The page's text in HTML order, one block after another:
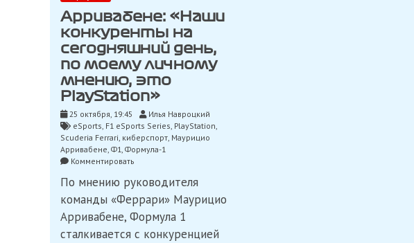
Арривабене: «Наши
конкуренты на
сегодняшний день,
по моему личному
мнению, это
PlayStation»
25 октября, 19:45
Илья Навроцкий
eSports, F1 eSports Series, PlayStation,
Scuderia Ferrari, киберспорт, Маурицио
Арривабене, Ф1, Формула-1
Комментироватьon
«Наши
конкуренты
на
сегодняшний
день,
По мнению руководителя
команды «Феррари» Маурицио
Арривабене, Формула 1
сталкивается с конкуренцией